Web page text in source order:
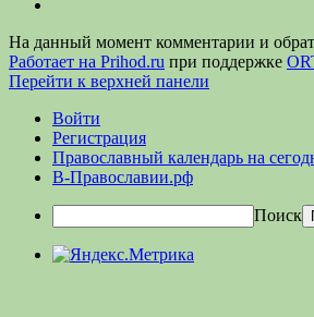
На данный момент комментарии и
Работает на Prihod.ru при поддержке
Перейти к верхней панели
Войти
Регистрация
Православный календарь на
В-Православии.рф
Поиск